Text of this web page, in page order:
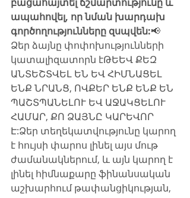
ապահովել, որ նման խարդախ
գործողությունները զսպվեն:​📢
Ձեր ձայնը փոփոխությունների
կատալիզատորն էԹԵԵՎ ՔԵԶ
ԱՆՏԵՇՏՎԵԼ ԵՆ ԵՎ ՀԻՄՆԱՑԵԼ
ԵՆՔ ՆՐԱՆՑ, ՈՎՔԵՐ ԵՆՔ ԵՆՔ ԵՆ
ՊԱՇՏՊԱՆԵԼՈՒ ԵՎ ԱՋԱԿՑԵԼՈՒ
ՀԱՄԱՐ, ՔՈ ՁԱՅՆԸ ԿԱՐԵՎՈՐ
Է:Ձեր տեղեկատվությունը կարող
է հույսի փարոս լինել այս մութ
ժամանակներում, և այն կարող է
լինել հիմնաքարը ֆինանսական
աշխարհում թափանցիկության,